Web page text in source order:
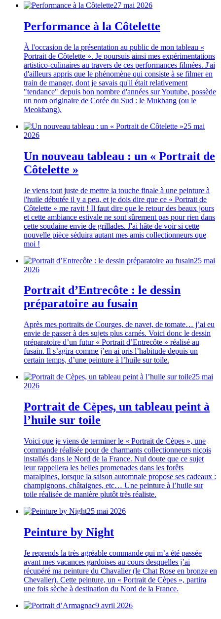
27 mai 2026
Performance à la Côtelette
À l'occasion de la présentation au public de mon tableau «
Portrait de Côtelette ». Je poursuis ainsi mes expérimentations
artistico-culinaires au travers de ces performances filmées. J'ai
d'ailleurs appris que le phénomène qui consiste à se filmer en
train de manger, dont je savais qu'il était relativement
"tendance" depuis bon nombre d'années sur Youtube, possède
un nom originaire de Corée du Sud : le Mukbang (ou le
Meokbang).
25 mai
2026
Un nouveau tableau : un « Portrait de
Côtelette »
Je viens tout juste de mettre la touche finale à une peinture à
l'huile débutée il y a peu, et je dois dire que ce « Portrait de
Côtelette » me ravit ! Il faut dire que le retour des beaux jours
et cette ambiance estivale ne sont sûrement pas pour rien dans
cette soudaine envie de grillades. J'ai hâte de voir si cette
nouvelle pièce séduira autant mes amis collectionneurs que
moi !
25 mai
2026
Portrait d’Entrecôte : le dessin
préparatoire au fusain
Après mes portraits de Courges, de navet, de tomate… j’ai eu
envie de passer à des sujets plus carnés. Voici donc le dessin
préparatoire d’un futur « Portrait d’Entrecôte » réalisé au
fusain. Il s’agira comme j’en ai pris l’habitude depuis un
certain temps, d’une peinture à l’huile sur toile.
25 mai
2026
Portrait de Cèpes, un tableau peint à
l’huile sur toile
Voici que je viens de terminer le « Portrait de Cèpes », une
commande réalisée pour de charmants collectionneurs niçois
installés dans le Nord de la France. Nul doute que ce sujet
leur rappellera les belles promenades dans les forêts
maralpines, lorsque la saison automnale propose ses cadeaux :
champignons, châtaignes, etc… Une peinture à l’huile sur
toile réalisée de manière plutôt très réaliste.
25 mai 2026
Peinture by Night
Je reprends la très agréable commande qui m’a été passée
avant mes vacances gardoises au cours desquelles j’ai
récupéré ma peinture du Chavalier (le Chat Rose en bronze en
Chevalier). Cette peinture, un « Portrait de Cèpes », partira
une fois sèche à destination du Nord de la France.
9 avril 2026